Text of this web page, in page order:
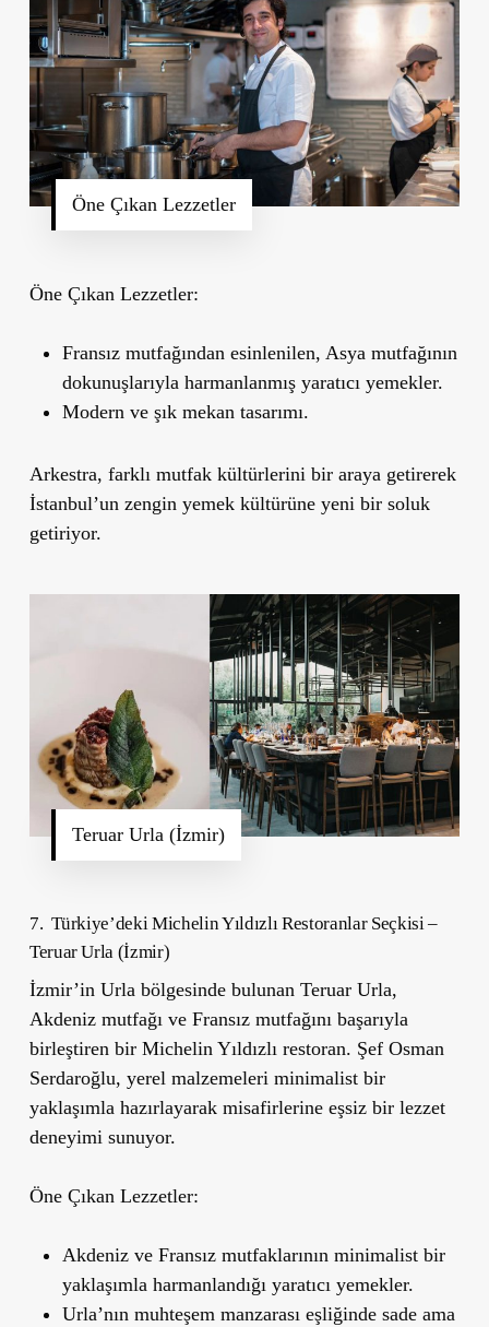
Öne Çıkan Lezzetler
Öne Çıkan Lezzetler:
Fransız mutfağından esinlenilen, Asya mutfağının
dokunuşlarıyla harmanlanmış yaratıcı yemekler.
Modern ve şık mekan tasarımı.
Arkestra, farklı mutfak kültürlerini bir araya getirerek
İstanbul’un zengin yemek kültürüne yeni bir soluk
getiriyor.
Teruar Urla (İzmir)
7. Türkiye’deki Michelin Yıldızlı Restoranlar Seçkisi –
Teruar Urla (İzmir)
İzmir’in Urla bölgesinde bulunan Teruar Urla,
Akdeniz mutfağı ve Fransız mutfağını başarıyla
birleştiren bir Michelin Yıldızlı restoran. Şef Osman
Serdaroğlu, yerel malzemeleri minimalist bir
yaklaşımla hazırlayarak misafirlerine eşsiz bir lezzet
deneyimi sunuyor.
Öne Çıkan Lezzetler:
Akdeniz ve Fransız mutfaklarının minimalist bir
yaklaşımla harmanlandığı yaratıcı yemekler.
Urla’nın muhteşem manzarası eşliğinde sade ama